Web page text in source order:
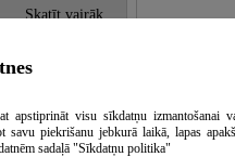
Skatīt vairāk
apstiprināt visu sīkdatņu izmantošanai
savu piekrišanu jebkurā laikā, lapas
sadaļā "Sīkdatņu politika"